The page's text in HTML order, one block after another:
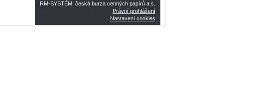
RM-SYSTÉM, česká burza cenných papírů a.s.
Právní prohlášení
Nastavení cookies